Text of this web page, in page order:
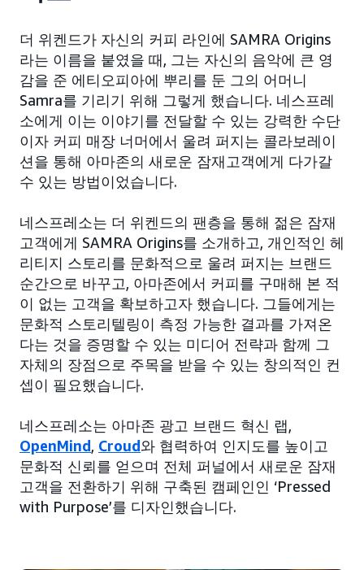
더 위켄드가 자신의 커피 라인에 SAMRA Origins
라는 이름을 붙였을 때, 그는 자신의 음악에 큰 영
감을 준 에티오피아에 뿌리를 둔 그의 어머니
Samra를 기리기 위해 그렇게 했습니다. 네스프레
소에게 이는 이야기를 전달할 수 있는 강력한 수단
이자 커피 매장 너머에서 울려 퍼지는 콜라보레이
션을 통해 아마존의 새로운 잠재고객에게 다가갈
수 있는 방법이었습니다.
네스프레소는 더 위켄드의 팬층을 통해 젊은 잠재
고객에게 SAMRA Origins를 소개하고, 개인적인 헤
리티지 스토리를 문화적으로 울려 퍼지는 브랜드
순간으로 바꾸고, 아마존에서 커피를 구매해 본 적
이 없는 고객을 확보하고자 했습니다. 그들에게는
문화적 스토리텔링이 측정 가능한 결과를 가져온
다는 것을 증명할 수 있는 미디어 전략과 함께 그
자체의 장점으로 주목을 받을 수 있는 창의적인 컨
셉이 필요했습니다.
네스프레소는 아마존 광고 브랜드 혁신 랩,
OpenMind, Croud와 협력하여 인지도를 높이고
문화적 신뢰를 얻으며 전체 퍼널에서 새로운 잠재
고객을 전환하기 위해 구축된 캠페인인 ‘Pressed
with Purpose’를 디자인했습니다.